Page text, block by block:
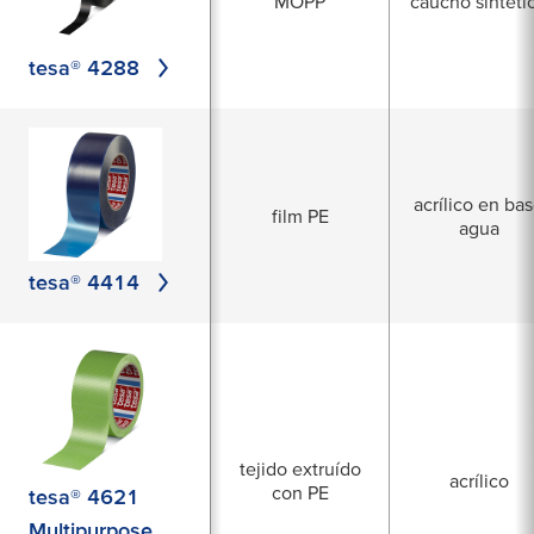
tesa® 4288
tesa® 4414
film PE
acrílico en
agua
tesa® 4621
tejido extruído
con PE
acrílico